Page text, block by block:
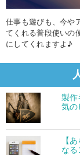
仕事も遊びも、今や
てくれる普段使いの
にしてくれますよ♪
製作
気の
【
なる